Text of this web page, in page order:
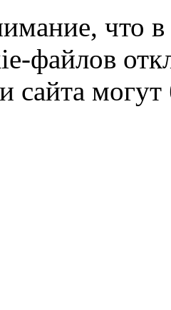
что в
файлов
сайта